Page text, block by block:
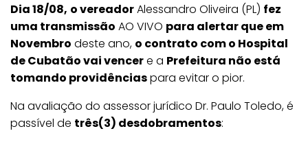
Dia 18/08, o vereadorAlessandro Oliveira (PL) fez
uma transmissão AO VIVO para alertar que em
Novembro deste ano, o contrato com o Hospital
de Cubatão vai vencere a Prefeitura não está
tomando providênciaspara evitar o pior.
Na avaliação do assessor jurídico Dr. Paulo Toledo, é
passível de três(3) desdobramentos: